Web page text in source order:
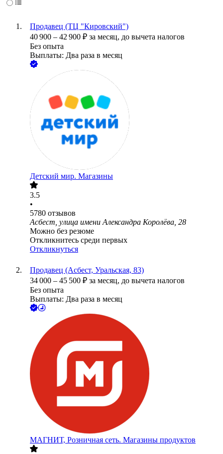
Продавец (ТЦ "Кировский")
40 900 – 42 900 ₽ за месяц, до вычета налогов
Без опыта
Выплаты: Два раза в месяц
Детский мир. Магазины
3.5
•
5780 отзывов
Асбест, улица имени Александра Королёва, 28
Можно без резюме
Откликнитесь среди первых
Откликнуться
Продавец (Асбест, Уральская, 83)
34 000 – 45 500 ₽ за месяц, до вычета налогов
Без опыта
Выплаты: Два раза в месяц
МАГНИТ, Розничная сеть. Магазины продуктов